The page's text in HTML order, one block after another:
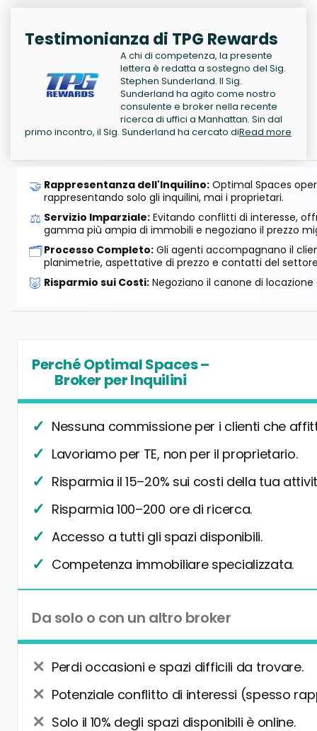
Testimonianza di TPG Rewards
A chi di competenza, la presente
lettera è redatta a sostegno del Sig.
Stephen Sunderland. Il Sig.
Sunderland ha agito come nostro
consulente e broker nella recente
ricerca di uffici a Manhattan. Sin dal
primo incontro, il Sig. Sunderland ha cercato diRead more
🤝 Rappresentanza dell'Inquilino: Optimal Spaces
rappresentando solo gli inquilini, mai i proprietari.
⚖️ Servizio Imparziale: Evitando conflitti di interesse,
gamma più ampia di immobili e negoziano il prezzo
🗂️Processo Completo: Gli agenti accompagnano il
planimetrie, aspettative di prezzo e contatti del
🐷 Risparmio sui Costi: Negoziano il canone di
Perché Optimal Spaces –
Broker per Inquilini
Nessuna commissione per i clienti che
Lavoriamo per TE, non per il proprietario.
Risparmia il 15–20% sui costi della tua
Risparmia 100–200 ore di ricerca.
Accesso a tutti gli spazi disponibili.
Competenza immobiliare specializzata.
Da solo o con un altro broker
Perdi occasioni e spazi difficili da trovare.
Potenziale conflitto di interessi (spesso
Solo il 10% degli spazi disponibili è online.